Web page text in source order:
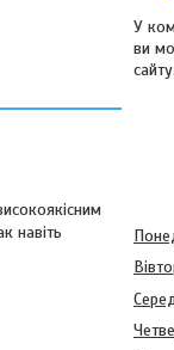
навіть
У
ви
сайту.